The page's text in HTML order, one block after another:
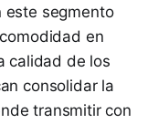
este segmento
en
calidad de los
consolidar la
transmitir con